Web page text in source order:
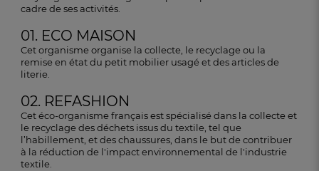
cadre de ses activités.
01. ECO MAISON
Cet organisme organise la collecte, le recyclage ou la
remise en état du petit mobilier usagé et des articles de
literie.
02. REFASHION
Cet éco-organisme français est spécialisé dans la collecte et
le recyclage des déchets issus du textile, tel que
l’habillement, et des chaussures, dans le but de contribuer
à la réduction de l'impact environnemental de l'industrie
textile.